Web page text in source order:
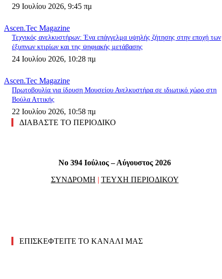
29 Ιουλίου 2026, 9:45 πμ
Ascen.Tec Magazine
Τεχνικός ανελκυστήρων: Ένα επάγγελμα υψηλής ζήτησης στην εποχή των
έξυπνων κτιρίων και της ψηφιακής μετάβασης
24 Ιουλίου 2026, 10:28 πμ
Ascen.Tec Magazine
Πρωτοβουλία για ίδρυση Μουσείου Ανελκυστήρα σε ιδιωτικό χώρο στη
Βούλα Αττικής
22 Ιουλίου 2026, 10:58 πμ
ΔΙΑΒΑΣΤΕ ΤΟ ΠΕΡΙΟΔΙΚΟ
No 394 Ιούλιος – Αύγουστος 2026
ΣΥΝΔΡΟΜΗ | ΤΕΥΧΗ ΠΕΡΙΟΔΙΚΟΥ
ΕΠΙΣΚΕΦΤΕΙΤΕ ΤΟ ΚΑΝΑΛΙ ΜΑΣ